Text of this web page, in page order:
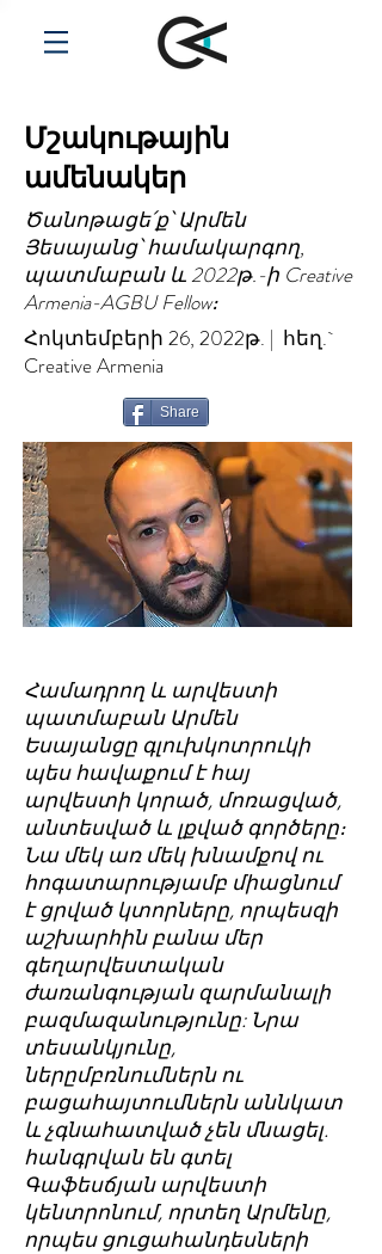
Մշակութային
ամենակեր
Ծանոթացե՛ք՝ Արմեն
Յեսայանց՝ համակարգող,
պատմաբան և 2022թ.-ի Creative
Armenia-AGBU Fellow։
Հոկտեմբերի 26, 2022թ. | հեղ.`
Creative Armenia
Share
Համադրող և արվեստի
պատմաբան Արմեն
Եսայանցը գլուխկոտրուկի
պես հավաքում է հայ
արվեստի կորած, մոռացված,
անտեսված և լքված գործերը։
Նա մեկ առ մեկ խնամքով ու
հոգատարությամբ միացնում
է ցրված կտորները, որպեսզի
աշխարհին բանա մեր
գեղարվեստական
ժառանգության զարմանալի
բազմազանությունը: Նրա
տեսանկյունը,
ներըմբռնումներն ու
բացահայտումներն աննկատ
և չգնահատված չեն մնացել.
հանգրվան են գտել
Գաֆեսճյան արվեստի
կենտրոնում, որտեղ Արմենը,
որպես ցուցահանդեսների